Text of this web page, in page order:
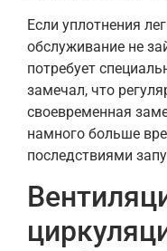
Если уплотнения
обслуживание не
потребует
замечал, что
своевременная
намного больше
последствиями